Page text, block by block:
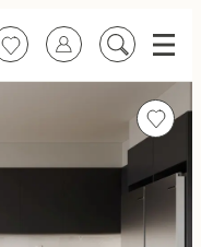
SuosikitKirjaudu sisään
Etsi